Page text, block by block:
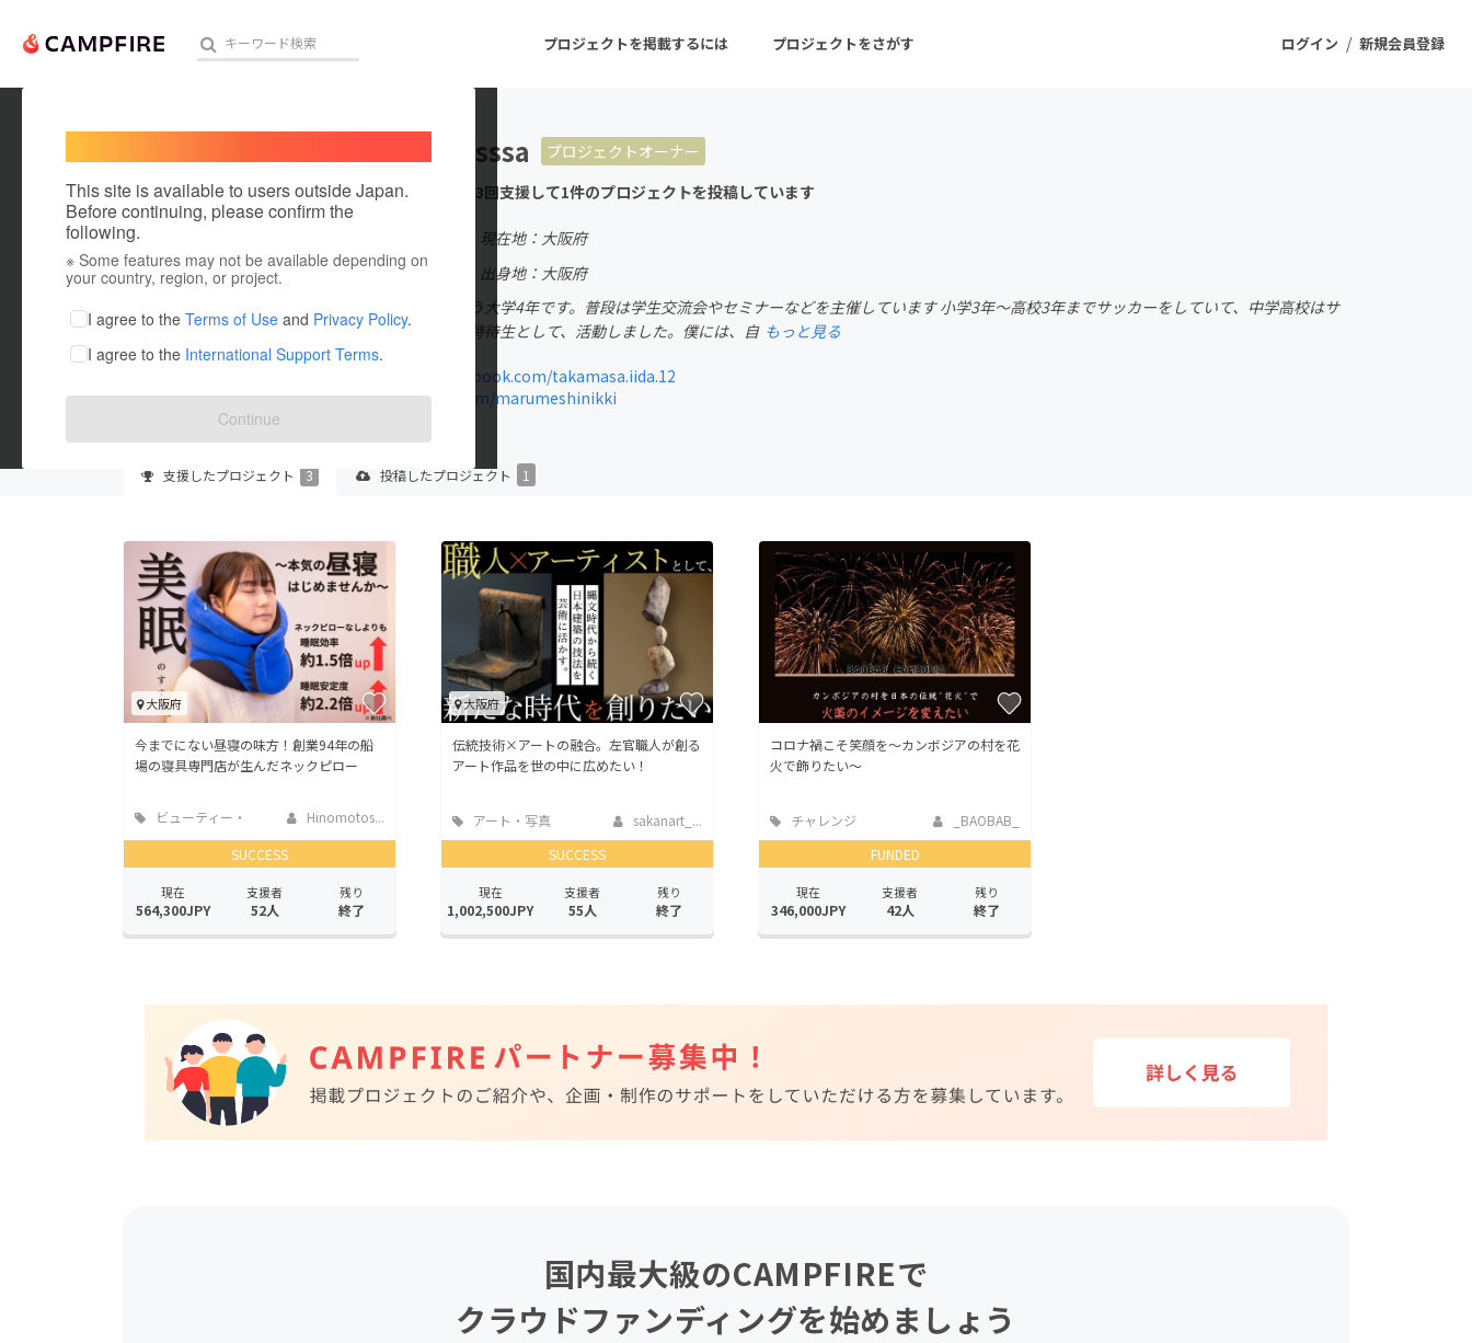
ログイン / 新規会員登録
プロジェクトを掲載するには プロジェクトをさがす
人気のプロジェクト 注目のリターン 注目の新着プロジェクト
アート・写真 音楽
テクノロジー・ガジェット
ゲーム・サービス開発 フード・飲食店
ファッション
映像・映画
ビジネス・起業
チャレンジ
まちづくり・地域活性化
CAMPFIREふるさと納税
machi-ya コミュニティ
This site is available to users outside Japan.
Before continuing, please confirm the
following.
※ Some features may not be available depending on
your country, region, or project.
I agree to the Terms of Use and Privacy Policy.
I agree to the International Support Terms.
Continue
takamasssa
プロジェクトオーナー
これまでに3回支援して1件のプロジェクトを投稿しています
現在地：大阪府
出身国：日本
出身地：大阪府
近畿大学に通う大学4年です。普段は学生交流会やセミナーなどを主催しています 小学3年～高校3年までサッカーをしていて、中学高校はサ
ッカー推薦の特待生として、活動しました。僕には、自 もっと見る
www.facebook.com/takamasa.iida.12
twitter.com/marumeshinikki
支援したプロジェクト 3 投稿したプロジェクト 1
大阪府
今までにない昼寝の味方！創業94年の船
場の寝具専門店が生んだネックピロー
ビューティー・
ヘルスケア
Hinomotos...
SUCCESS
現在
564,300JPY
支援者
52人
残り
終了
大阪府
伝統技術×アートの融合。左官職人が創る
アート作品を世の中に広めたい！
アート・写真
sakanart_...
SUCCESS
現在
1,002,500JPY
支援者
55人
残り
終了
コロナ禍こそ笑顔を～カンボジアの村を花
火で飾りたい～
チャレンジ
_BAOBAB_
FUNDED
現在
346,000JPY
支援者
42人
残り
終了
国内最大級のCAMPFIREで
クラウドファンディングを始めましょう